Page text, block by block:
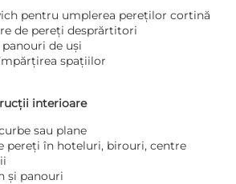
pentru umplerea pereților cortină
de pereți desprărtitori
de uși
spațiilor
interioare
sau plane
pereți în hoteluri, birouri, centre
și panouri